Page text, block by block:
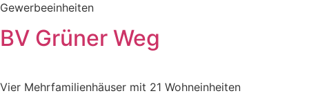
Gewerbeeinheiten
BV Grüner Weg
Vier Mehrfamilienhäuser mit 21 Wohneinheiten